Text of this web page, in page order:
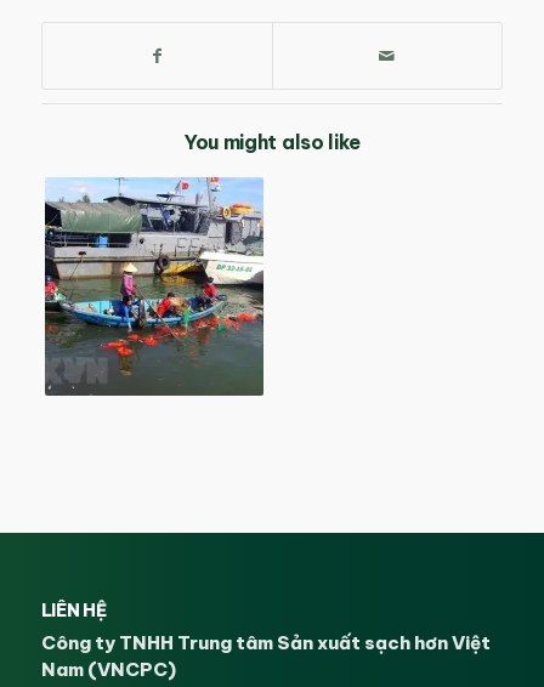
You might also like
LIÊN HỆ
Công ty TNHH Trung tâm Sản xuất sạch hơn Việt
Nam (VNCPC)